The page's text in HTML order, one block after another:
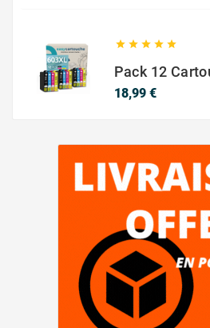
    
18,99 €Prix